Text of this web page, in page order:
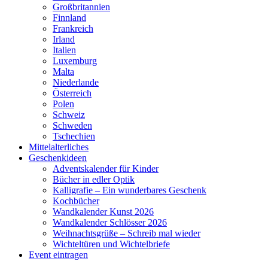
Großbritannien
Finnland
Frankreich
Irland
Italien
Luxemburg
Malta
Niederlande
Österreich
Polen
Schweiz
Schweden
Tschechien
Mittelalterliches
Geschenkideen
Adventskalender für Kinder
Bücher in edler Optik
Kalligrafie – Ein wunderbares Geschenk
Kochbücher
Wandkalender Kunst 2026
Wandkalender Schlösser 2026
Weihnachtsgrüße – Schreib mal wieder
Wichteltüren und Wichtelbriefe
Event eintragen